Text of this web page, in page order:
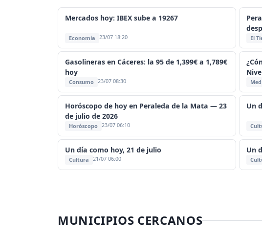
Mercados hoy: IBEX sube a 19267
Economía 23/07 18:20 El
Gasolineras en Cáceres: la 95 de 1,399€ a 1,789€
hoy
Consumo 23/07 08:30
Horóscopo de hoy en Peraleda de la Mata — 23
de julio de 2026
Horóscopo 23/07 06:10
Un
Un día como hoy, 21 de julio
Cultura 21/07 06:00
Un
MUNICIPIOS CERCANOS